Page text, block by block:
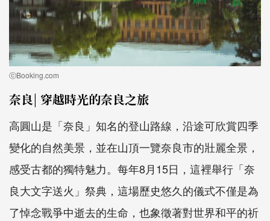
ⓒBooking.com
奈良| 穿越時光的奈良之旅
高圓山是「奈良」知名的登山路線，沿途可欣賞四季
變化的自然美景，並在山頂一覽奈良市的壯麗全景，
感受古都的獨特魅力。每年8月15日，這裡舉行「奈
良大文字送火」祭典，這場歷史悠久的儀式不僅是為
了悼念戰爭中逝去的生命，也象徵著對世界和平的祈